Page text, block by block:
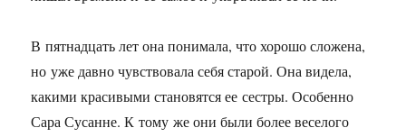
В пятнадцать лет она понимала, что хорошо сложена,
но уже давно чувствовала себя старой. Она видела,
какими красивыми становятся ее сестры. Особенно
Сара Сусанне. К тому же они были более веселого